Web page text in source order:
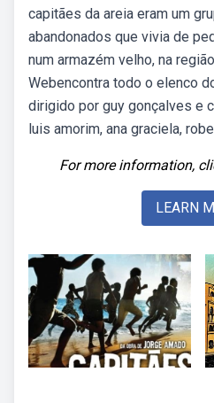
capitães da areia eram um
abandonados que vivia de
num armazém velho, na
Webencontra todo o elenco
dirigido por guy gonçalves e
luis amorim, ana graciela,
For more information,
LEARN